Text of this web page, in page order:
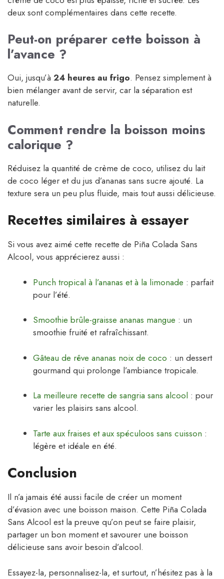
deux sont complémentaires dans cette recette.
Peut-on préparer cette boisson à
l’avance ?
Oui, jusqu’à 24 heures au frigo. Pensez simplement à
bien mélanger avant de servir, car la séparation est
naturelle.
Comment rendre la boisson moins
calorique ?
Réduisez la quantité de crème de coco, utilisez du lait
de coco léger et du jus d’ananas sans sucre ajouté. La
texture sera un peu plus fluide, mais tout aussi délicieuse.
Recettes similaires à essayer
Si vous avez aimé cette recette de Piña Colada Sans
Alcool, vous apprécierez aussi :
Punch tropical à l’ananas et à la limonade : parfait
pour l’été.
Smoothie brûle-graisse ananas mangue : un
smoothie fruité et rafraîchissant.
Gâteau de rêve ananas noix de coco : un dessert
gourmand qui prolonge l’ambiance tropicale.
La meilleure recette de sangria sans alcool : pour
varier les plaisirs sans alcool.
Tarte aux fraises et aux spéculoos sans cuisson :
légère et idéale en été.
Conclusion
Il n’a jamais été aussi facile de créer un moment
d’évasion avec une boisson maison. Cette Piña Colada
Sans Alcool est la preuve qu’on peut se faire plaisir,
partager un bon moment et savourer une boisson
délicieuse sans avoir besoin d’alcool.
Essayez-la, personnalisez-la, et surtout, n’hésitez pas à la